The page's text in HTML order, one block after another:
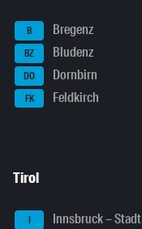
B Bregenz
BZ Bludenz
DO Dornbirn
FK Feldkirch
Tirol
I Innsbruck – Stadt